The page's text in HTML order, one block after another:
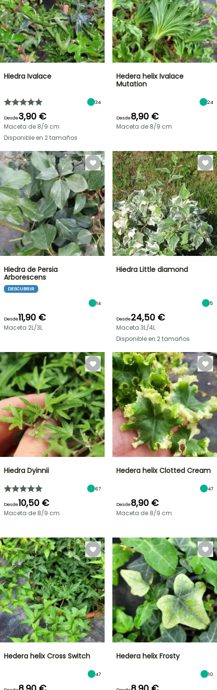
Hiedra Ivalace
34
Desde3,90 €
Maceta de 8/9 cm
Disponible en 2 tamaños
Hedera helix Ivalace
Mutation
24
Desde8,90 €
Maceta de 8/9 cm
Hiedra de Persia
Arborescens
DESCUBRIR
14
Desde11,90 €
Maceta 2L/3L
Hiedra Little diamond
5
Desde24,50 €
Maceta 3L/4L
Disponible en 2 tamaños
Hiedra Dyinnii
67
Desde10,50 €
Maceta de 8/9 cm
Hedera helix Clotted Cream
47
Desde8,90 €
Maceta de 8/9 cm
Hedera helix Cross Switch
47
Hedera helix Frosty
10